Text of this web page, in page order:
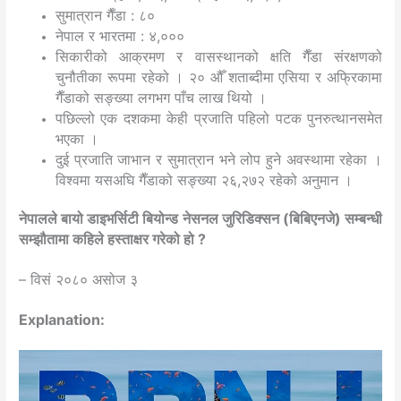
सुमात्रान गैँडा : ८०
नेपाल र भारतमा : ४,०००
सिकारीको आक्रमण र वासस्थानको क्षति गैँडा संरक्षणको
चुनौतीका रूपमा रहेको । २० औँ शताब्दीमा एसिया र अफ्रिकामा
गैँडाको सङ्ख्या लगभग पाँच लाख थियो ।
पछिल्लो एक दशकमा केही प्रजाति पहिलो पटक पुनरुत्थानसमेत
भएका ।
दुई प्रजाति जाभान र सुमात्रान भने लोप हुने अवस्थामा रहेका ।
विश्वमा यसअघि गैँडाको सङ्ख्या २६,२७२ रहेको अनुमान ।
नेपालले बायो डाइभर्सिटी बियोन्ड नेसनल जुरिडिक्सन (बिबिएनजे) सम्बन्धी
सम्झौतामा कहिले हस्ताक्षर गरेको हो ?
– विसं २०८० असोज ३
Explanation: